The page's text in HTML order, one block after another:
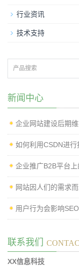
行业资讯
技术支持
新闻中心
企业网站建设后期
如何利用CSDN进行
企业推广B2B平台上
网站因人们的需求而
用户行为会影响SEO
联系我们
XX信息科技